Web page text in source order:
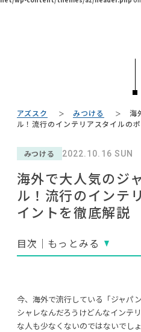
#インダストリアル
#インテリアスタ
#大川家具 #映画#田中みな
#ファニタメ#関家
#2022 春ドラマ
#DINOS
#コメリ #中村アン#一枚板 #
#インテリアの法則 #間宮
#展示会#ソファ#テレ
楽し
COPYRIGHT ©
アズスク みつける
海
ル！流行のインテリアスタイルの
みつける 2022.10.16 SUN
海外で大人気のジ
ル！流行のインテ
イントを徹底解説
目次｜もっとみる
今、海外で流行している「ジャパ
シャレなんだろうけどんなインテ
な人も少なくないのではないでし